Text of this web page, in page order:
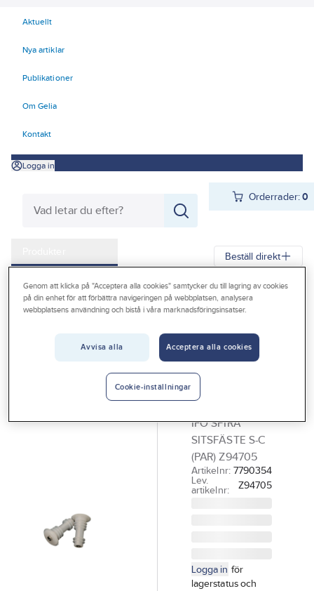
Aktuellt
Nya artiklar
Publikationer
Om Gelia
Kontakt
Logga in
Orderrader:0
Outlet
Beställ direkt
Gelia Produkter Värme & Sanitet
Bad, Dusch, WC och möbler
Sanitetsporslin
WC-stolar/Toaletter Tillbehör/reservdelar
IFÖ
Sitsfäste
Ifö
IFÖ SPIRA
SITSFÄSTE S-C
(PAR) Z94705
Artikelnr: 7790354
Lev.
artikelnr:
Z94705
Logga in för
lagerstatus och
Genom att klicka på "Acceptera alla cookies" samtycker du till lagring av cookies
på din enhet för att förbättra navigeringen på webbplatsen, analysera
webbplatsens användning och bistå i våra marknadsföringsinsatser.
Avvisa alla Acceptera alla cookies
Cookie-inställningar